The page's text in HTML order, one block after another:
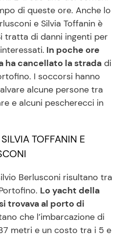
di queste ore. Anche lo
e Silvia Toffanin è
tratta di danni ingenti per
In poche ore
ha cancellato la strada di
I soccorsi hanno
alcune persone tra
e alcuni pescherecci in
TOFFANIN E
Berlusconi risultano tra
Lo yacht della
trovava al porto di
che l’imbarcazione di
metri e un costo tra i 5 e